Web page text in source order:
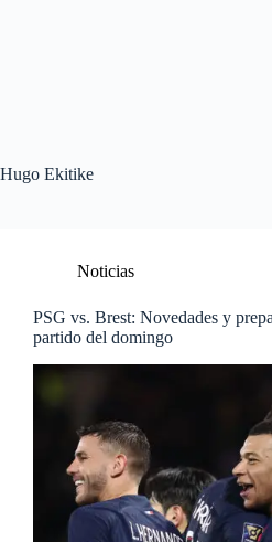
Hugo Ekitike
Noticias
PSG vs. Brest: Novedades y
partido del domingo